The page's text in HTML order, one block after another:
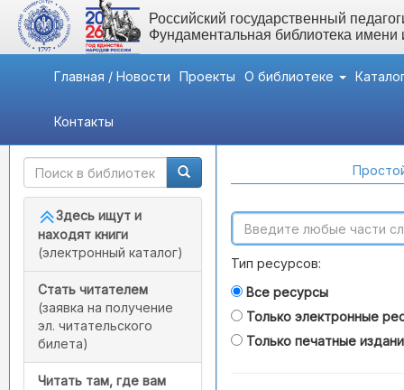
Российский государственный
Фундаментальная библиотека
Главная / Новости Проекты О библиотеке
Контакты
Быстрый доступ
Здесь ищут и
находят книги
(электронный каталог)
Стать читателем
(заявка на получение
эл. читательского
билета)
Читать там, где вам
Тип ресурсов:
Все ресурсы
Только электронные
Только печатные